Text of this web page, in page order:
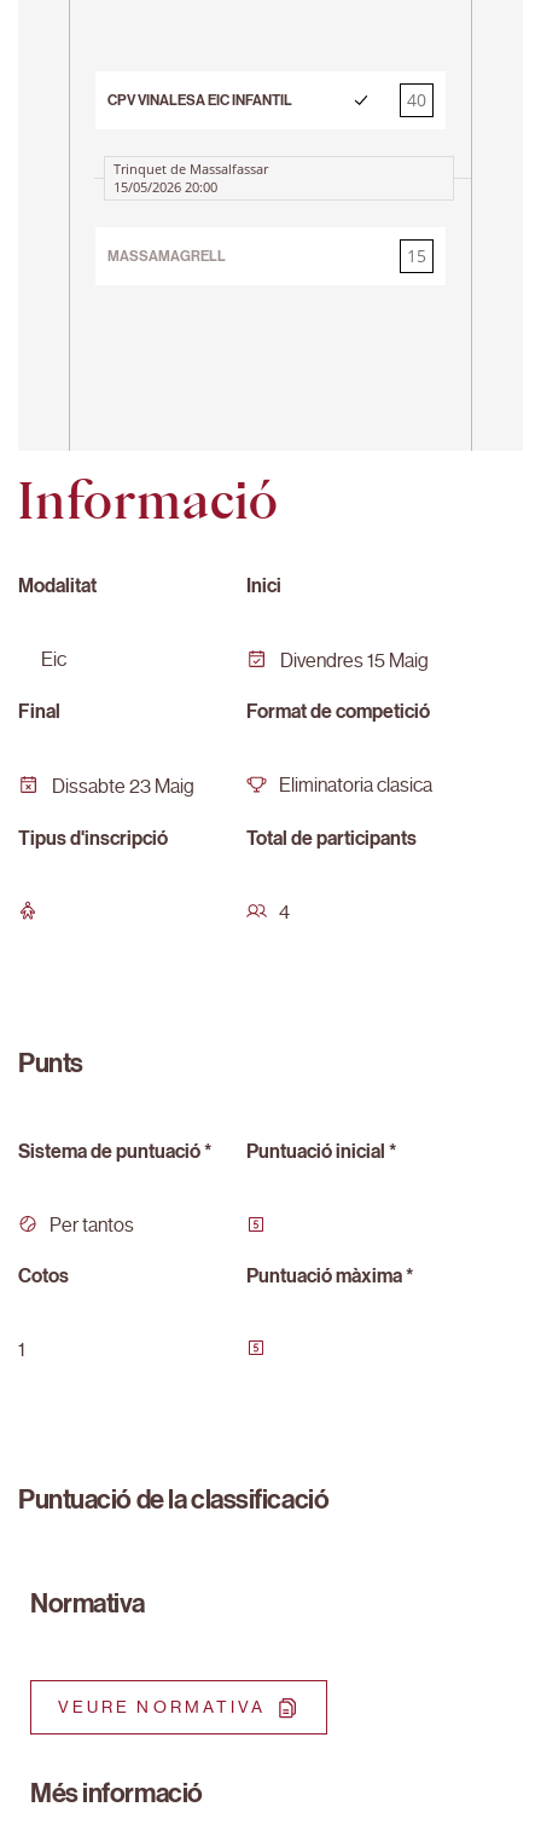
CPV VINALESA EIC INFANTIL
40
15
MASSAMAGRELL
15
40
Trinquet de Massalfassar
15/05/2026 20:00
Informació
Modalitat
eic
Inici
Divendres 15 Maig
Final
Dissabte 23 Maig
Format de competició
Eliminatoria clasica
Tipus d'inscripció Total de participants
4
Punts
Sistema de puntuació *
Per tantos
Puntuació inicial *
Cotos
1
Puntuació màxima *
Puntuació de la classificació
Normativa
VEURE NORMATIVA
Més informació